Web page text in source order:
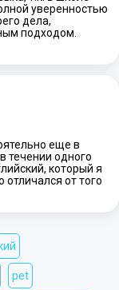
уверенностью
дела,
подходом.
еще в
течении одного
который я
от того
pet